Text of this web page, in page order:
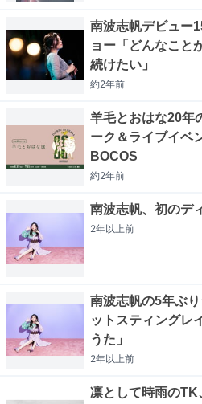
南波志帆デビュー
ョー「どんなこと
続けたい」
約2年前
羊毛とおはな20年
ーク＆ライブイベ
BOCOS
約2年前
南波志帆、初のデ
2年以上前
南波志帆の5年ぶ
ットスティングレ
うた」
2年以上前
凛として時雨のTK